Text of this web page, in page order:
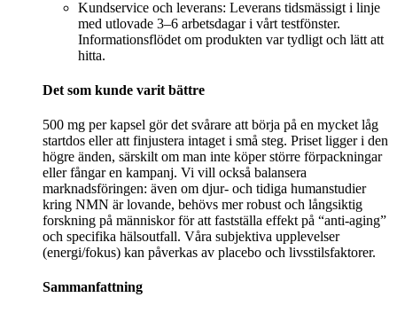
Kundservice och leverans: Leverans tidsmässigt i linje
med utlovade 3–6 arbetsdagar i vårt testfönster.
Informationsflödet om produkten var tydligt och lätt att
hitta.
Det som kunde varit bättre
500 mg per kapsel gör det svårare att börja på en mycket låg
startdos eller att finjustera intaget i små steg. Priset ligger i den
högre änden, särskilt om man inte köper större förpackningar
eller fångar en kampanj. Vi vill också balansera
marknadsföringen: även om djur- och tidiga humanstudier
kring NMN är lovande, behövs mer robust och långsiktig
forskning på människor för att fastställa effekt på “anti‑aging”
och specifika hälsoutfall. Våra subjektiva upplevelser
(energi/fokus) kan påverkas av placebo och livsstilsfaktorer.
Sammanfattning